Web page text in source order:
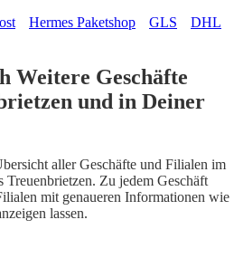
Hermes Paketshop GLS
DHL
Weitere Geschäfte
und in Deiner
aller Geschäfte und Filialen im
Treuenbrietzen. Zu jedem Geschäft
mit genaueren Informationen wie
lassen.